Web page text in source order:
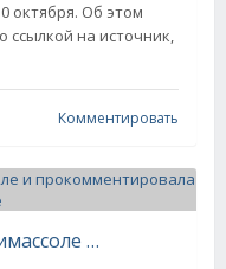
октября. Об этом
ссылкой на источник,
Комментировать
Земфира дала концерт в Лимассоле и прокомментировала со сцены спецоперацию на Украине